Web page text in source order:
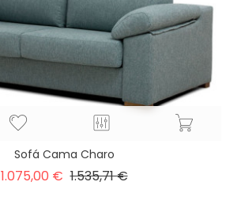
Sofá Cama Charo
1.075,00 € Precio
1.535,71 €Precio